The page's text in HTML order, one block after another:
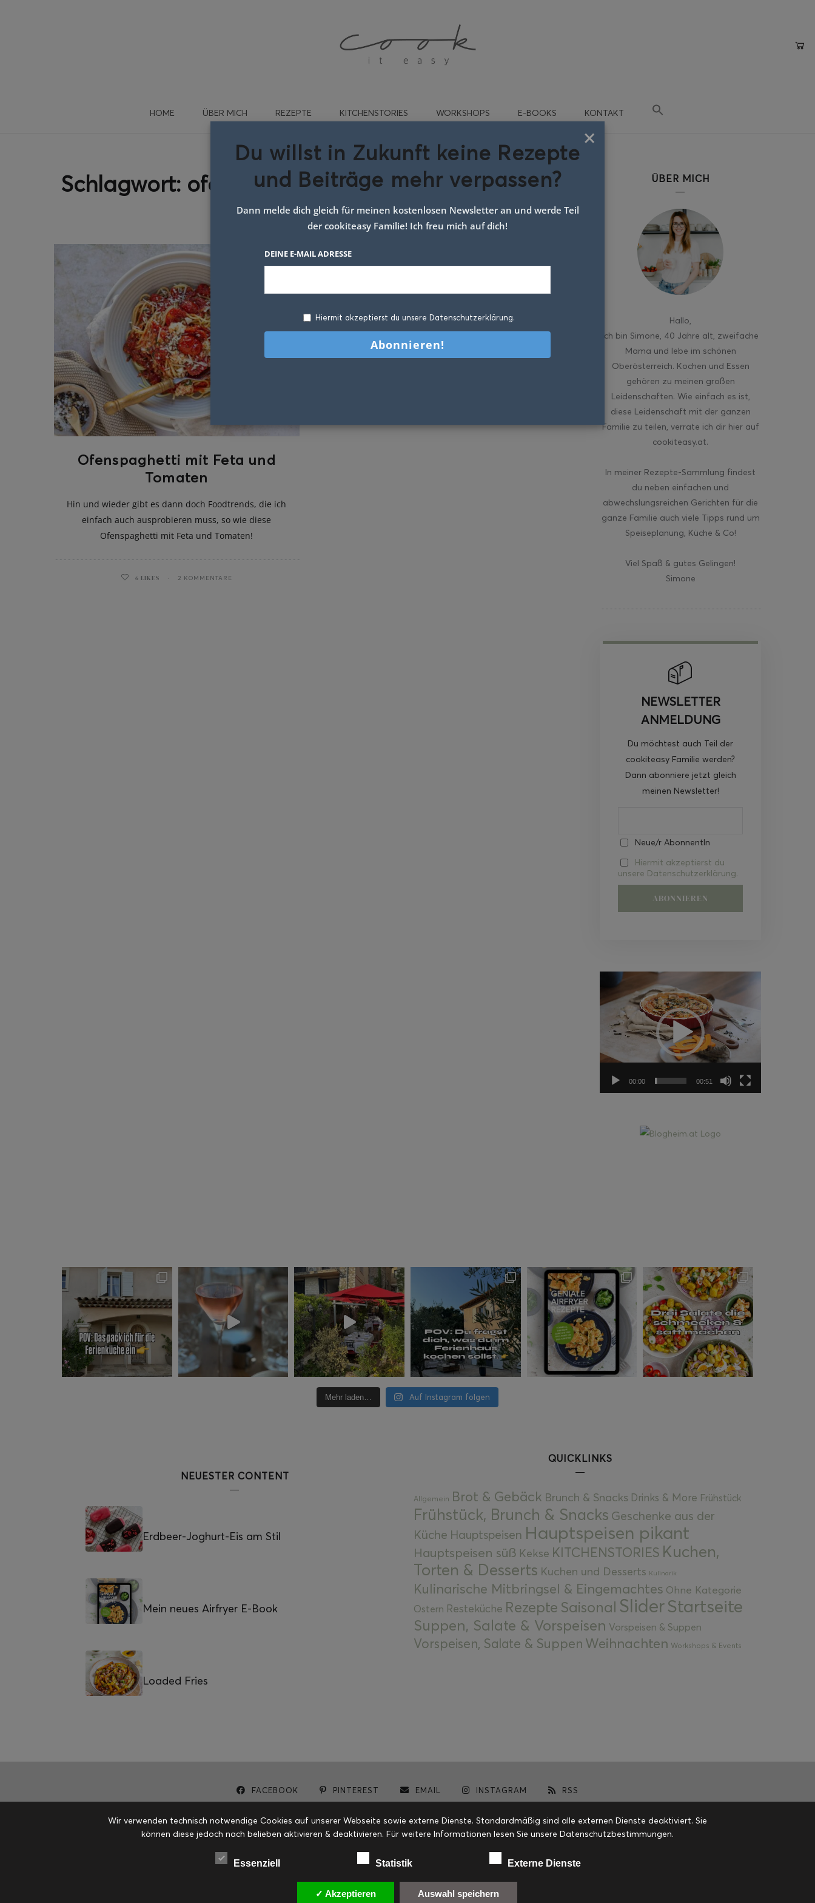
HOME ÜBER MICH REZEPTE KITCHENSTORIES WORKSHOPS E-BOOKS KONTAKT
Schlagwort: ofen spaghetti mit tomaten und feta
käse
Ofenspaghetti mit Feta und
Tomaten
Hin und wieder gibt es dann doch Foodtrends, die ich
einfach auch ausprobieren muss, so wie diese
Ofenspaghetti mit Feta und Tomaten!
6 LIKES 2 KOMMENTARE
ÜBER MICH
Hallo
ich bin Simone, 40 Jahre alt, zweifache
Mama und lebe im schönen
Oberösterreich. Kochen und Essen
gehören zu meinen großen
Leidenschaften. Wie einfach es ist,
diese Leidenschaft mit der ganzen
Familie zu teilen, verrate ich dir hier auf
cookiteasy.at.
In meiner Rezepte-Sammlung findest
du neben einfachen und
abwechslungsreichen Gerichten für die
ganze Familie auch viele Tipps rund um
Speiseplanung, Küche & Co!
Viel Spaß & gutes Gelingen!
Simone
NEWSLETTER
ANMELDUNG
Du möchtest auch Teil der
cookiteasy Familie werden?
Dann abonniere jetzt gleich
meinen Newsletter!
Neue/r AbonnentIn
Hiermit akzeptierst du
unsere Datenschutzerklärung.
Video-
Player
00:00 00:51
Mehr laden… Auf Instagram folgen
NEUESTER CONTENT
Erdbeer-Joghurt-Eis am Stil
Mein neues Airfryer E-Book
Loaded Fries
QUICKLINKS
Allgemein Brot & Gebäck Brunch & Snacks Drinks & More Frühstück
Frühstück, Brunch & Snacks Geschenke aus der
Küche Hauptspeisen Hauptspeisen pikant
Hauptspeisen süß Kekse KITCHENSTORIES Kuchen,
Torten & Desserts Kuchen und Desserts Kulinarik
Kulinarische Mitbringsel & Eingemachtes Ohne Kategorie
Ostern Resteküche Rezepte Saisonal SliderStartseite
Suppen, Salate & Vorspeisen Vorspeisen & Suppen
Vorspeisen, Salate & Suppen Weihnachten Workshops & Events
FACEBOOK PINTEREST EMAIL INSTAGRAM RSS
×
Du willst in Zukunft keine Rezepte
und Beiträge mehr verpassen?
Dann melde dich gleich für meinen kostenlosen Newsletter an und werde Teil
der cookiteasy Familie! Ich freu mich auf dich!
DEINE E-MAIL ADRESSE
Hiermit akzeptierst du unsere Datenschutzerklärung.
Wir verwenden technisch notwendige Cookies auf unserer Webseite sowie externe Dienste. Standardmäßig sind alle externen Dienste deaktiviert. Sie
können diese jedoch nach belieben aktivieren & deaktivieren. Für weitere Informationen lesen Sie unsere Datenschutzbestimmungen.
Essenziell Statistik Externe Dienste
✓ Akzeptieren Auswahl speichern